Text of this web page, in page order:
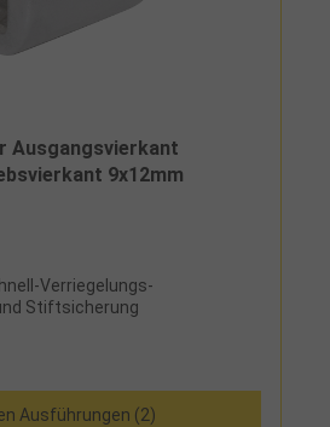
Ausgangsvierkant
9x12mm
Verriegelungs-
Stiftsicherung
Ausführungen (2)